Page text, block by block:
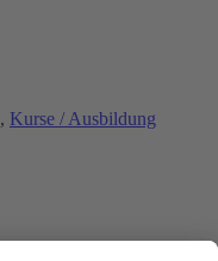
, Kurse / Ausbildung